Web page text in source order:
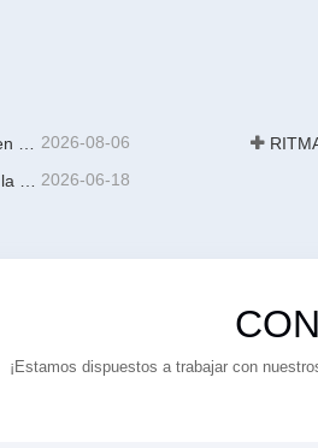
2026-08-06
2026-06-18
¡Estamos dispuestos a trabajar con